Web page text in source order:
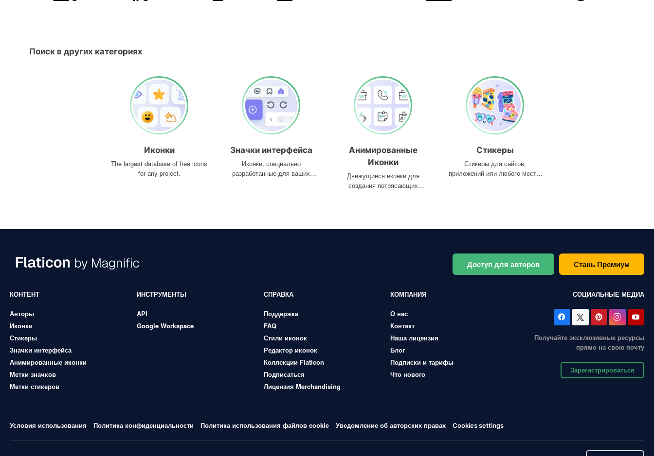
Поиск в других категориях
Иконки
The largest database of free icons
for any project.
Значки интерфейса
Иконки, специально
разработанные для ваших
Анимированные
Иконки
Движущиеся иконки для
создания потрясающих
Стикеры
Стикеры для сайтов,
приложений или любого места,
Доступ для авторов Стань Премиум
КОНТЕНТ
Авторы
Иконки
Стикеры
Значки интерфейса
Анимированные иконки
Метки значков
Метки стикеров
ИНСТРУМЕНТЫ
API
Google Workspace
СПРАВКА
Поддержка
FAQ
Стили иконок
Редактор иконок
Коллекции Flaticon
Подписаться
Лицензия Merchandising
КОМПАНИЯ
О нас
Контакт
Наша лицензия
Блог
Подписки и тарифы
Что нового
СОЦИАЛЬНЫЕ МЕДИА
Получайте эксклюзивные ресурсы
прямо на свою почту
Зарегистрироваться
Условия использования Политика конфиденциальности Политика использования файлов cookie Уведомление об авторских правах Cookies settings